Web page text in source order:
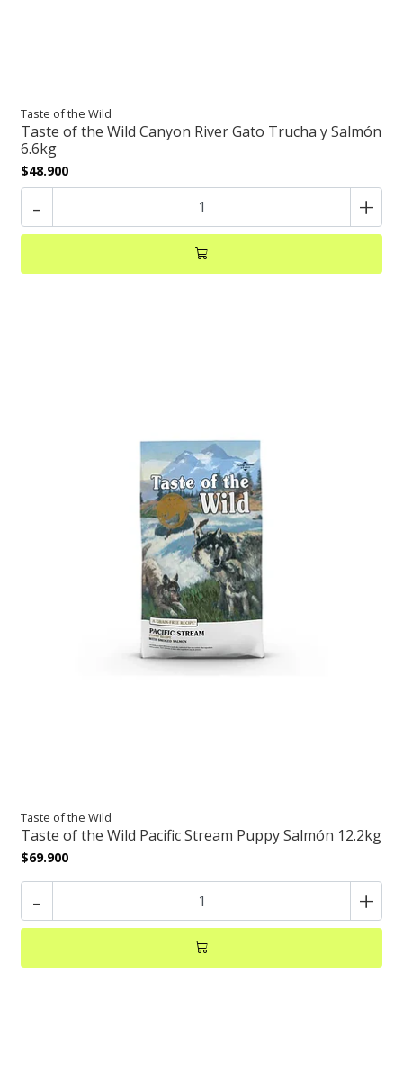
Taste of the Wild
Taste of the Wild Canyon River Gato Trucha y Salmón
6.6kg
$48.900
- +
Taste of the Wild
Taste of the Wild Pacific Stream Puppy Salmón 12.2kg
$69.900
- +